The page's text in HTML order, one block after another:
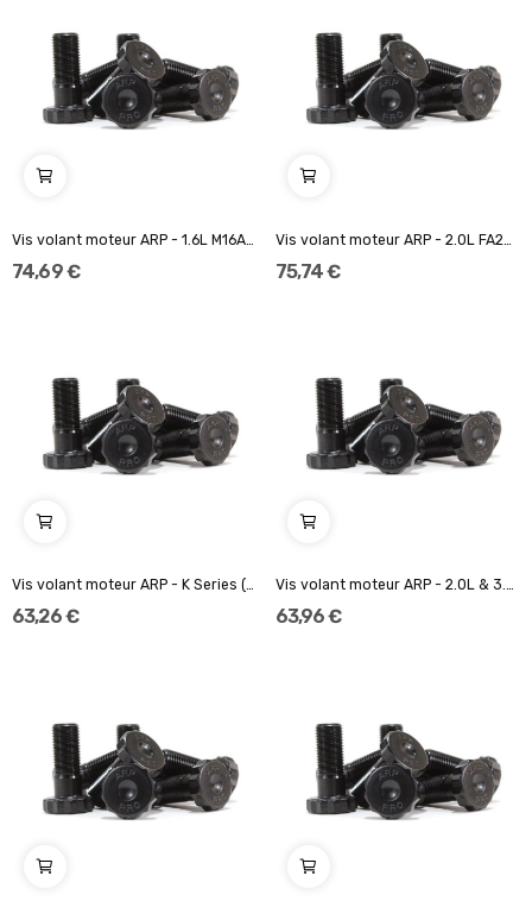
Vis volant moteur ARP - 1.6L M16A (8 pcs.)...
74,69 €
Vis volant moteur ARP - 2.0L FA20 (8 pcs.)...
75,74 €
Vis volant moteur ARP - K Series (9pcs.)...
63,26 €
Vis volant moteur ARP - 2.0L & 3.0L AC...
63,96 €